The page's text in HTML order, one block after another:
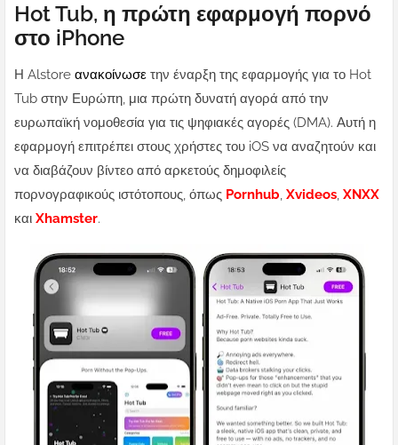
Hot Tub, η πρώτη εφαρμογή πορνό
στο iPhone
Η Alstore ανακοίνωσε την έναρξη της εφαρμογής για το Hot
Tub στην Ευρώπη, μια πρώτη δυνατή αγορά από την
ευρωπαϊκή νομοθεσία για τις ψηφιακές αγορές (DMA). Αυτή η
εφαρμογή επιτρέπει στους χρήστες του iOS να αναζητούν και
να διαβάζουν βίντεο από αρκετούς δημοφιλείς
πορνογραφικούς ιστότοπους, όπως Pornhub, Xvideos, XNXX
και Xhamster.